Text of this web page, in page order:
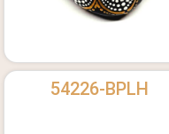
54226-BPLH